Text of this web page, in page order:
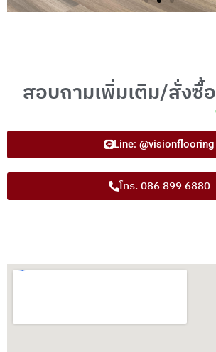
สอบถามเพิ่มเติม/สั่งซื้อ
Line: @visionflooring
โทร. 086 899 6880